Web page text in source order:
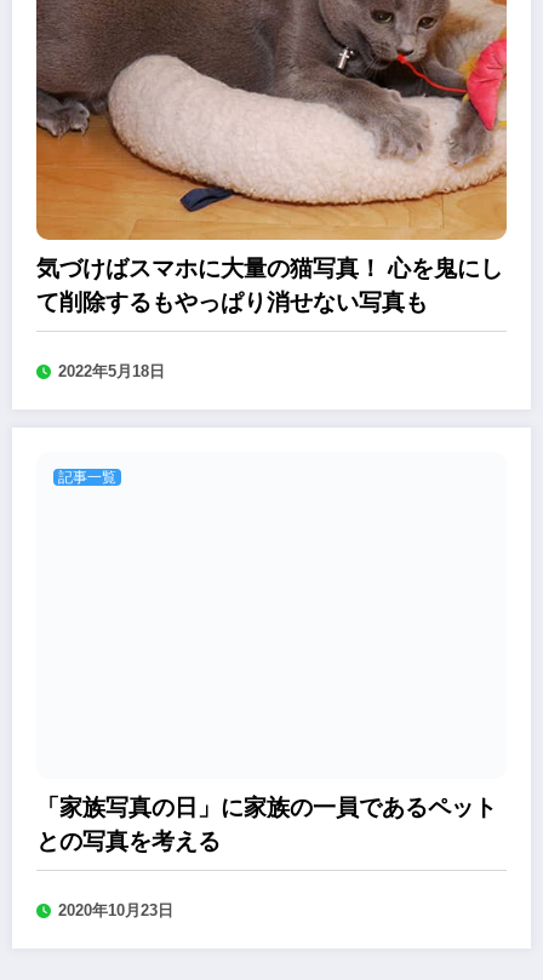
気づけばスマホに大量の猫写真！ 心を鬼にし
て削除するもやっぱり消せない写真も
2022年5月18日
記事一覧
「家族写真の日」に家族の一員であるペット
との写真を考える
2020年10月23日